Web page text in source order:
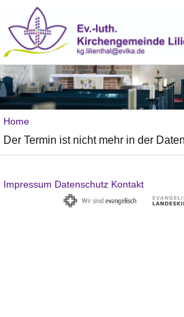
Home
Der Termin ist nicht mehr in der
Impressum Datenschutz Kontakt